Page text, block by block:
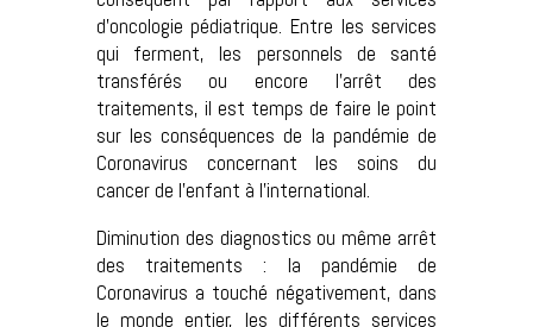
d’oncologie pédiatrique. Entre les services
qui ferment, les personnels de santé
transférés ou encore l’arrêt des
traitements, il est temps de faire le point
sur les conséquences de la pandémie de
Coronavirus concernant les soins du
cancer de l’enfant à l’international.
Diminution des diagnostics ou même arrêt
des traitements : la pandémie de
Coronavirus a touché négativement, dans
le monde entier, les différents services